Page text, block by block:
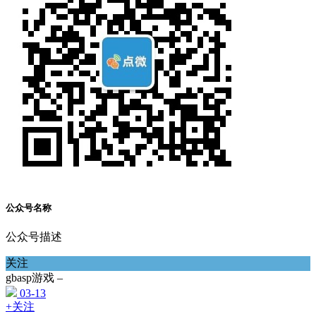
公众号名称
公众号描述
关注
gbasp游戏 –
03-13
+关注